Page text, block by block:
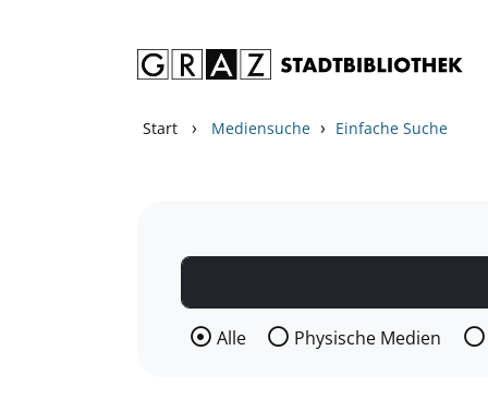
Start › Mediensuche › Einfache Suche
Wählen Sie die Medienart nach der
Alle Physische Medien